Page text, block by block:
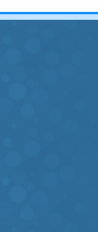
Karta to część